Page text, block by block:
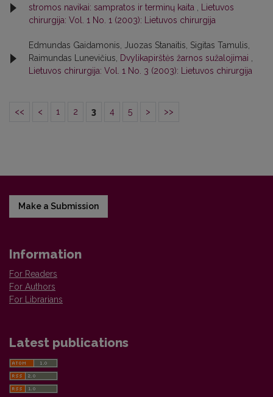
stromos navikai: sampratos ir terminų kaita
Lietuvos
chirurgija: Vol. 1 No. 1 (2003): Lietuvos chirurgija
Edmundas Gaidamonis, Juozas Stanaitis, Sigitas Tamulis,
Raimundas Lunevičius,
Dvylikapirštės žarnos sužalojimai
Lietuvos chirurgija: Vol. 1 No. 3 (2003): Lietuvos chirurgija
<< < 1 2 3 4 5 > >>
Make a Submission
Information
For Readers
For Authors
For Librarians
Latest publications